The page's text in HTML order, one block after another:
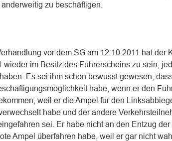
zu beschäftigen.
vor dem SG am 12.10.2011 hat der
wieder im Besitz des Führerscheins zu sein,
Es sei ihm schon bewusst gewesen,
habe, wenn er den
weil er die Ampel für den
habe und der andere
sei. Er habe nicht an den Entzug
Ampel überfahren habe, weil er gar nicht